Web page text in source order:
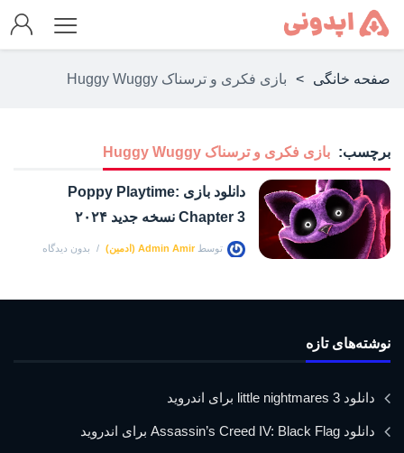
صفحه خانگی > بازی فکری و ترسناک Huggy Wuggy
برچسب: بازی فکری و ترسناک Huggy Wuggy
دانلود بازی Poppy Playtime:
Chapter 3 نسخه جدید ۲۰۲۴
توسط Admin Amir (ادمین) بدون دیدگاه
نوشته‌های تازه
دانلود little nightmares 3 برای اندروید
دانلود Assassin’s Creed IV: Black Flag برای اندروید